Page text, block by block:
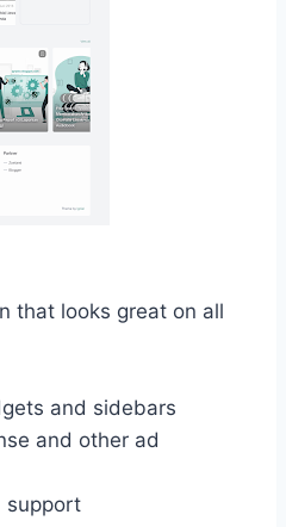
that looks great on all
and sidebars
and other ad
support